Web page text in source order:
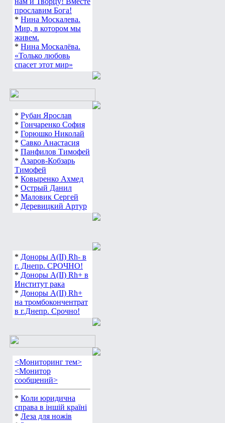
прославим Бога!
* Нина Москалева.
Мир, в котором мы
живем.
* Нина Москалёва.
«Только любовь
спасет этот мир»
* Рубан Ярослав
* Гончаренко София
* Горюшко Николай
* Савко Анастасия
* Панфилов Тимофей
* Азаров-Кобзарь
Тимофей
* Ковыренко Ахмед
* Острый Данил
* Маловик Сергей
* Деревицкий Артур
* Доноры А(ІІ) Rh- в
г. Днепр. СРОЧНО!
* Доноры А(ІІ) Rh+ в
Институт рака
* Доноры А(ІІ) Rh+
на тромбокончентрат
в г.Днепр. Срочно!
<Мониторинг тем>
<Монитор
сообщений>
* Коли юридична
справа в іншій країні
* Леза для ножів